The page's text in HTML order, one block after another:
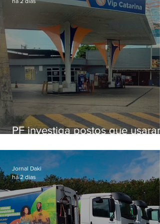
PF investiga postos que usaram
secretário morto em 2020
Jornal Daki
há 2 dias